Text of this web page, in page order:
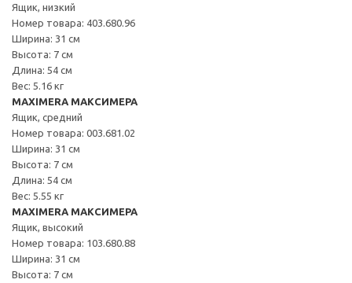
Ящик, низкий
Номер товара: 403.680.96
Ширина: 31 см
Высота: 7 см
Длина: 54 см
Вес: 5.16 кг
MAXIMERA МАКСИМЕРА
Ящик, средний
Номер товара: 003.681.02
Ширина: 31 см
Высота: 7 см
Длина: 54 см
Вес: 5.55 кг
MAXIMERA МАКСИМЕРА
Ящик, высокий
Номер товара: 103.680.88
Ширина: 31 см
Высота: 7 см